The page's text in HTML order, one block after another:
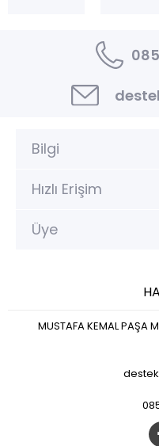
Bilgi
Hızlı Erişim
Üye
MUSTAFA KEMAL PAŞA